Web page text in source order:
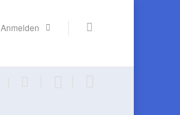
Anmelden